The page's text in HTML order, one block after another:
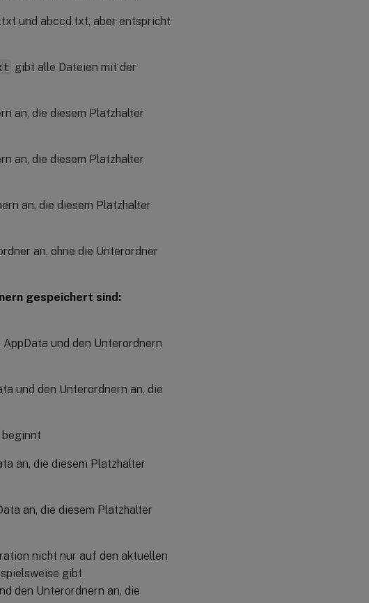
und abccd.txt, aber entspricht
gibt alle Dateien mit der
an, die diesem Platzhalter
an, die diesem Platzhalter
an, die diesem Platzhalter
an, ohne die Unterordner
gespeichert sind:
und den Unterordnern
und den Unterordnern an, die
beginnt
an, die diesem Platzhalter
an, die diesem Platzhalter
nicht nur auf den aktuellen
gibt
den Unterordnern an, die